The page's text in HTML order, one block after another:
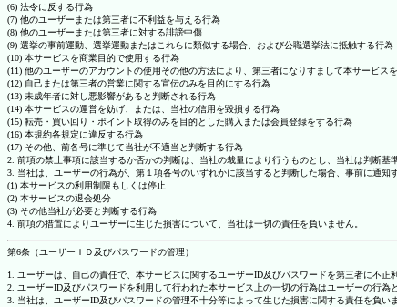
(6) 法令に反する行為
(7) 他のユーザーまたは第三者に不利益を与える行為
(8) 他のユーザーまたは第三者に対する誹謗中傷
(9) 選挙の事前運動、選挙運動またはこれらに類似する場合、および公職選挙法に抵触する行為
(10) 本サービスを商業目的で使用する行為
(11) 他のユーザーのアカウントの使用その他の方法により、第三者になりすまして本サービス
(12) 自己または第三者の営業に関する宣伝のみを目的にする行為
(13) 未成年者に対し悪影響があると判断される行為
(14) 本サービスの運営を妨げ、または、当社の信用を毀損する行為
(15) 転売・買い回り・ポイント取得のみを目的とした購入または会員登録をする行為
(16) 本規約各規定に違反する行為
(17) その他、前各号に準じて当社が不適当と判断する行為
2. 前項の禁止事項に該当するか否かの判断は、当社の裁量により行うものとし、当社は判断基
3. 当社は、ユーザーの行為が、第１項各号のいずれかに該当すると判断した場合、事前に通
(1) 本サービスの利用制限もしくは停止
(2) 本サービスの退会処分
(3) その他当社が必要と判断する行為
4. 前項の措置によりユーザーに生じた損害について、当社は一切の責任を負いません。
第6条（ユーザーＩＤ及びパスワードの管理）
1. ユーザーは、自己の責任で、本サービスに関するユーザーID及びパスワードを第三者に不正
2. ユーザーID及びパスワードを利用して行われた本サービス上の一切の行為はユーザーの行為
3. 当社は、ユーザーID及びパスワードの管理不十分等によって生じた損害に関する責任を負いま